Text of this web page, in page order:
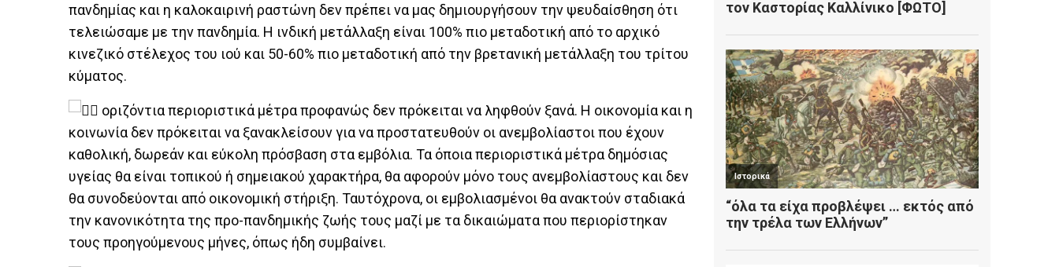
πανδημίας και η καλοκαιρινή ραστώνη δεν πρέπει να μας δημιουργήσουν την ψευδαίσθηση ότι
τελειώσαμε με την πανδημία. Η ινδική μετάλλαξη είναι 100% πιο μεταδοτική από το αρχικό
κινεζικό στέλεχος του ιού και 50-60% πιο μεταδοτική από την βρετανική μετάλλαξη του τρίτου
κύματος.
οριζόντια περιοριστικά μέτρα προφανώς δεν πρόκειται να ληφθούν ξανά. Η οικονομία και η
κοινωνία δεν πρόκειται να ξανακλείσουν για να προστατευθούν οι ανεμβολίαστοι που έχουν
καθολική, δωρεάν και εύκολη πρόσβαση στα εμβόλια. Τα όποια περιοριστικά μέτρα δημόσιας
υγείας θα είναι τοπικού ή σημειακού χαρακτήρα, θα αφορούν μόνο τους ανεμβολίαστους και δεν
θα συνοδεύονται από οικονομική στήριξη. Ταυτόχρονα, οι εμβολιασμένοι θα ανακτούν σταδιακά
την κανονικότητα της προ-πανδημικής ζωής τους μαζί με τα δικαιώματα που περιορίστηκαν
τους προηγούμενους μήνες, όπως ήδη συμβαίνει.